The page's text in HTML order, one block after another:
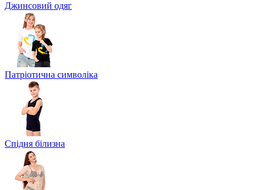
Джинсовий одяг
Патріотична символіка
Спідня білизна